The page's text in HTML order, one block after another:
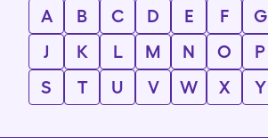
A B C D E F G
J
K L M N O P
S
T U V W X Y